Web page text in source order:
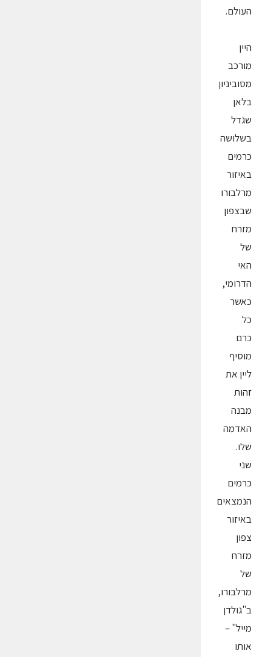
העולם.
היין
מורכב
מסוביניון
בלאן
שגדל
בשלושה
כרמים
באיזור
מרלבורו
שבצפון
מזרח
של
האי
הדרומי,
כאשר
כל
כרם
מוסיף
ליין את
זהות
מבנה
האדמה
שלו.
שני
כרמים
הנמצאים
באיזור
צפון
מזרח
של
מרלבורו,
ב"גולדן
מייל" –
אותו